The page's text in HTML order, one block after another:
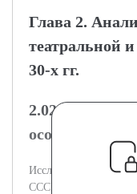
Глава 2.
театральной
30-х гг.
2.02.1
особенности
Исследование тем и
СССР 1920-х годов.